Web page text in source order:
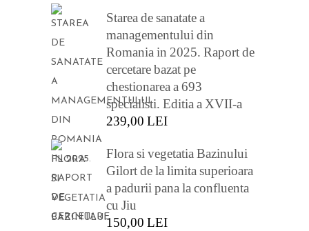
Starea de sanatate a
managementului din
Romania in 2025. Raport de
cercetare bazat pe
chestionarea a 693
specialisti. Editia a XVII-a
239,00 LEI
Flora si vegetatia Bazinului
Gilort de la limita superioara
a padurii pana la confluenta
cu Jiu
150,00 LEI